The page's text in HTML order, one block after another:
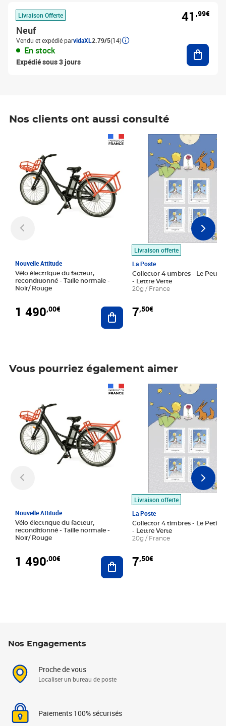
Livraison Offerte
Neuf
Vendu et expédié parvidaXL 2.79/5(14)
En stock
Expédié sous 3 jours
41 ,99€
Nos clients ont aussi consulté
Nouvelle Attitude
Vélo électrique du facteur,
reconditionné - Taille normale -
Noir/ Rouge
1 490,00€ Ajouter au panier
Livraison offerte
La Poste
Collector 4 timbres - Le Petit
- Lettre Verte
20g / France
7,50€
Prix 7,50€
Vous pourriez également aimer
Nouvelle Attitude
Vélo électrique du facteur,
reconditionné - Taille normale -
Noir/ Rouge
1 490,00€ Ajouter au panier
Livraison offerte
La Poste
Collector 4 timbres - Le Petit
- Lettre Verte
20g / France
7,50€
Prix 7,50€
Nos Engagements
Proche de vous
Localiser un bureau de poste
Paiements 100% sécurisés